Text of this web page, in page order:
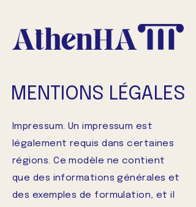
MENTIONS LÉGALES
Impressum. Un impressum est
légalement requis dans certaines
régions. Ce modèle ne contient
que des informations générales et
des exemples de formulation, et il